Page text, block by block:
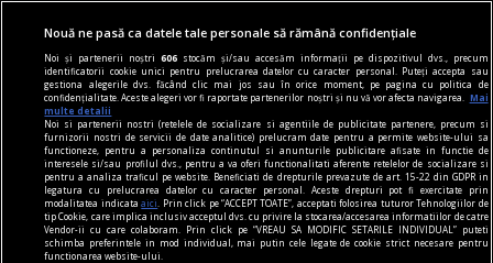
în oraș
Martie este luna concertelor de chitară
În perioada 16-30 martie 2024, Asociația
ChitaraNova vă invită la concertele din cadrul
turneului național „Conciertos para Guitarra”.
Nouă ne pasă ca datele tale personale să rămână confidențiale
Noi și partenerii noștri606 stocăm și/sau accesăm informații pe dispozitivul dvs., precum
identificatorii cookie unici pentru prelucrarea datelor cu caracter personal. Puteți accepta sau
gestiona alegerile dvs. făcând clic mai jos sau în orice moment, pe pagina cu politica de
confidențialitate. Aceste alegeri vor fi raportate partenerilor noștri și nu vă vor afecta navigarea.
Mai
multe detalii
Noi si partenerii nostri (retelele de socializare si agentiile de publicitate partenere, precum si
furnizorii nostri de servicii de date analitice) prelucram date pentru a permite website-ului sa
functioneze, pentru a personaliza continutul si anunturile publicitare afisate in functie de
interesele si/sau profilul dvs., pentru a va oferi functionalitati aferente retelelor de socializare si
pentru a analiza traficul pe website. Beneficiati de drepturile prevazute de art. 15-22 din GDPR in
legatura cu prelucrarea datelor cu caracter personal. Aceste drepturi pot fi exercitate prin
modalitatea indicataaici
. Prin click pe “ACCEPT TOATE”, acceptati folosirea tuturor Tehnologiilor de
tip Cookie, care implica inclusiv acceptul dvs. cu privire la stocarea/accesarea informatiilor de catre
Vendor-ii cu care colaboram. Prin click pe “VREAU SA MODIFIC SETARILE INDIVIDUAL” puteti
schimba preferintele in mod individual, mai putin cele legate de cookie strict necesare pentru
functionarea website-ului.